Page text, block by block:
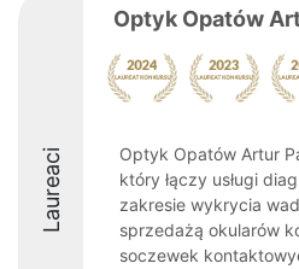
Laureaci
Optyk Opatów
Optyk Opatów Artur
który łączy usługi
zakresie wykrycia
sprzedażą okularów
soczewek